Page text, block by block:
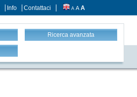
Info Contattaci A A A
Ricerca avanzata